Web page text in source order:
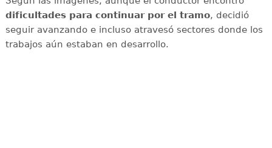
dificultades para continuar por el tramo, decidió
seguir avanzando e incluso atravesó sectores donde los
trabajos aún estaban en desarrollo.